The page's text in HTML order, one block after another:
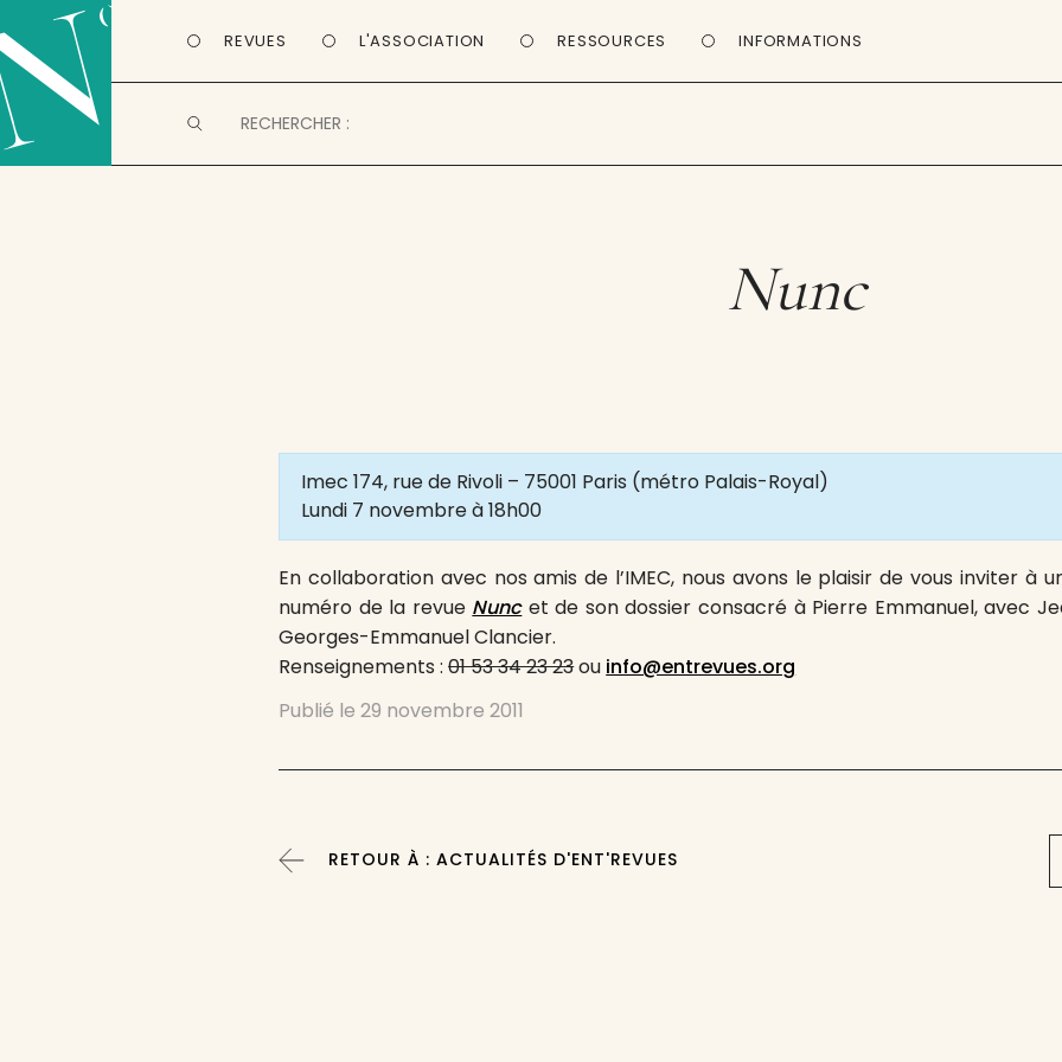
REVUES L'ASSOCIATION RESSOURCES INFORMATIONS
Nunc
Imec 174, rue de Rivoli – 75001 Paris (métro Palais-Royal)
Lundi 7 novembre à 18h00
En collaboration avec nos amis de l’IMEC, nous avons le plaisir de vous inviter à
numéro de la revue Nuncet de son dossier consacré à Pierre Emmanuel, avec
Georges-Emmanuel Clancier.
Renseignements :01 53 34 23 23ou info@entrevues.org
Publié le29 novembre 2011
RETOUR À : ACTUALITÉS D'ENT'REVUES